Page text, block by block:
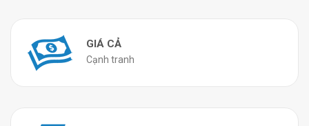
GIÁ CẢ
Cạnh tranh